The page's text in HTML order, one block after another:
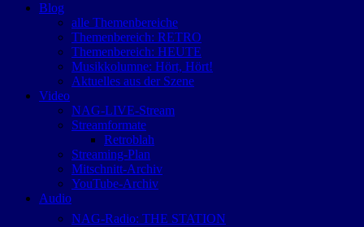
Blog
alle Themenbereiche
Themenbereich: RETRO
Themenbereich: HEUTE
Musikkolumne: Hört, Hört!
Aktuelles aus der Szene
Video
NAG-LIVE-Stream
Streamformate
Retroblah
Streaming-Plan
Mitschnitt-Archiv
YouTube-Archiv
Audio
NAG-Radio: THE STATION